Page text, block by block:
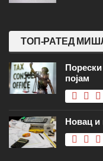
ТОП-РАТЕД
Порески
појам
Новац и